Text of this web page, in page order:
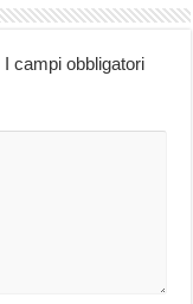
I campi obbligatori